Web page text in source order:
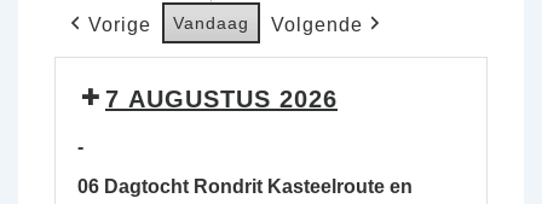
Vorige Vandaag Volgende
7 AUGUSTUS 2026
-
06 Dagtocht Rondrit Kasteelroute en